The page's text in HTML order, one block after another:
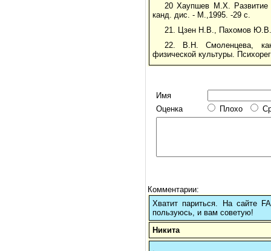
20 Хаупшев М.Х. Развитие
канд. дис. - М.,1995. -29 с.
21. Цзен Н.В., Пахомов Ю.В.
22. В.Н. Смоленцева,
физической культуры.
Имя
Оценка
Плохо
Комментарии:
Хватит париться. На сайте
пользуюсь, и вам советую!
Никита